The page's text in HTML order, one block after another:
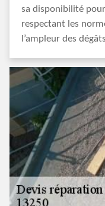
sa disponibilité
respectant les
l’ampleur des